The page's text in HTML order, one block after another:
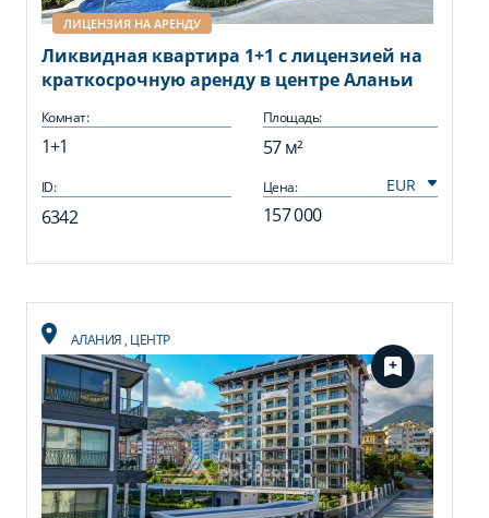
ЛИЦЕНЗИЯ НА АРЕНДУ
Ликвидная квартира 1+1 с лицензией на
краткосрочную аренду в центре Аланьи
Комнат:
1+1
Площадь:
57 м²
ID:
6342
Цена:
157 000
АЛАНИЯ, ЦЕНТР